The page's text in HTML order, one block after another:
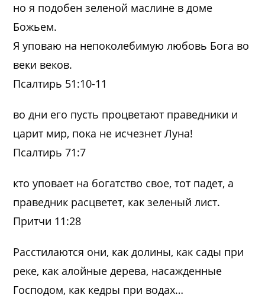
но я подобен зеленой маслине в доме
Божьем.
Я уповаю на непоколебимую любовь Бога во
веки веков.
Псалтирь 51:10-11
во дни его пусть процветают праведники и
царит мир, пока не исчезнет Луна!
Псалтирь 71:7
кто уповает на богатство свое, тот падет, а
праведник расцветет, как зеленый лист.
Притчи 11:28
Расстилаются они, как долины, как сады при
реке, как алойные дерева, насажденные
Господом, как кедры при водах…